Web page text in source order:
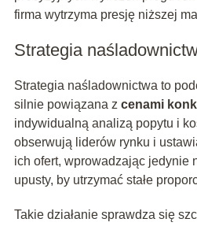
firma wytrzyma presję niższej
Strategia
Strategia naśladownictwa to
silnie powiązana z cenami
indywidualną analizą popytu i
obserwują liderów rynku i
ich ofert, wprowadzając jedynie
upusty, by utrzymać stałe
Takie działanie sprawdza się